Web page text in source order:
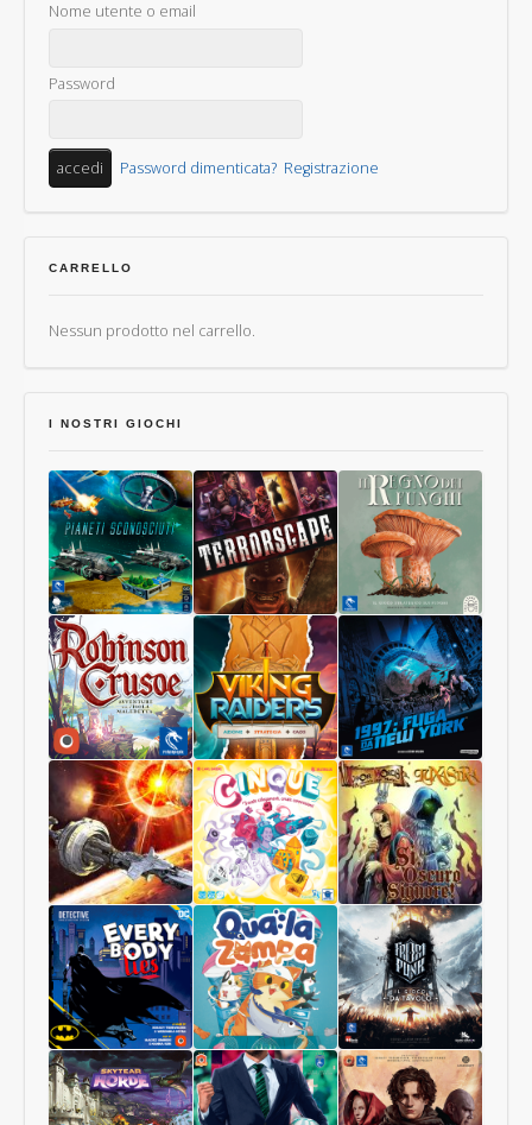
Nome utente o email
Password
Password dimenticata? Registrazione
CARRELLO
Nessun prodotto nel carrello.
I NOSTRI GIOCHI
Pianeti
Sconosciuti
Terrorscape
Il
Regno
dei
Funghi
Robinson
Crusoe
Collector
Edition
Viking
Raiders
1997:
Fuga
da
New
York
Starship
Interstellar
Cinque
Sì,
Oscuro
Signore
Luxastra
Batman:
Tutti
Qua
la
Frostpunk